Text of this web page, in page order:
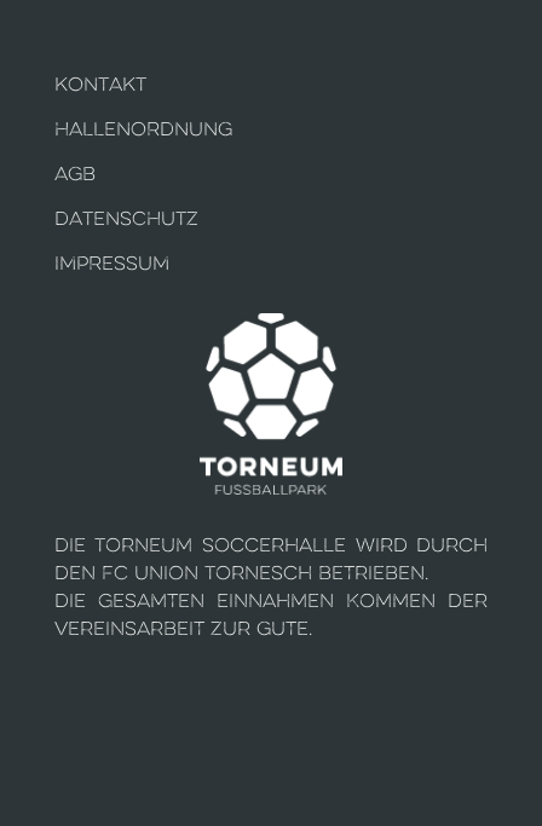
KONTAKT
HALLENORDNUNG
AGB
DATENSCHUTZ
IMPRESSUM
Die Torneum Soccerhalle wird durch
den FC Union Tornesch betrieben.
Die gesamten Einnahmen kommen der
Vereinsarbeit zur Gute.